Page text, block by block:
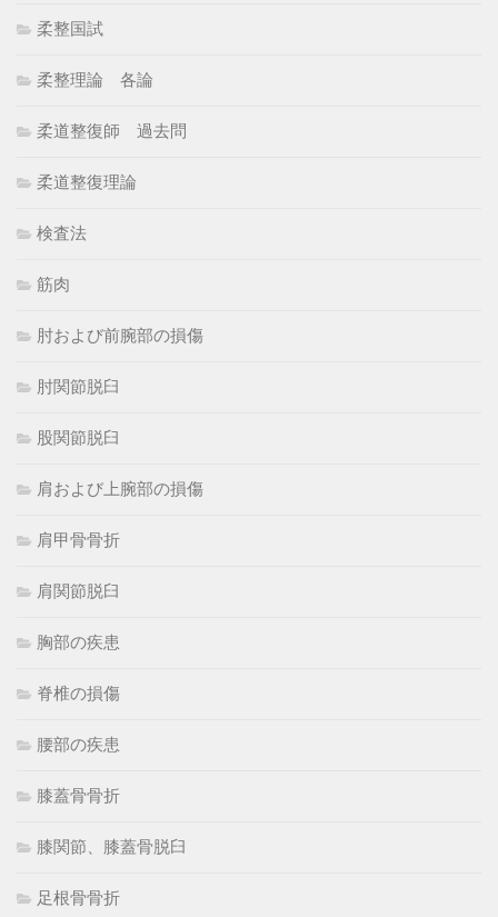
柔整国試
柔整理論 各論
柔道整復師 過去問
柔道整復理論
検査法
筋肉
肘および前腕部の損傷
肘関節脱臼
股関節脱臼
肩および上腕部の損傷
肩甲骨骨折
肩関節脱臼
胸部の疾患
脊椎の損傷
腰部の疾患
膝蓋骨骨折
膝関節、膝蓋骨脱臼
足根骨骨折